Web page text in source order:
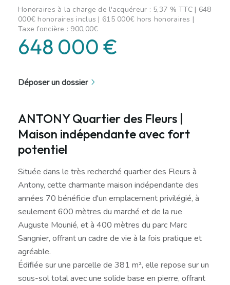
Honoraires à la charge de l'acquéreur : 5,37 % TTC | 648
000€ honoraires inclus | 615 000€ hors honoraires |
Taxe foncière : 900,00€
648 000 €
Déposer un dossier
ANTONY Quartier des Fleurs |
Maison indépendante avec fort
potentiel
Située dans le très recherché quartier des Fleurs à
Antony, cette charmante maison indépendante des
années 70 bénéficie d'un emplacement privilégié, à
seulement 600 mètres du marché et de la rue
Auguste Mounié, et à 400 mètres du parc Marc
Sangnier, offrant un cadre de vie à la fois pratique et
agréable.
Édifiée sur une parcelle de 381 m², elle repose sur un
sous-sol total avec une solide base en pierre, offrant